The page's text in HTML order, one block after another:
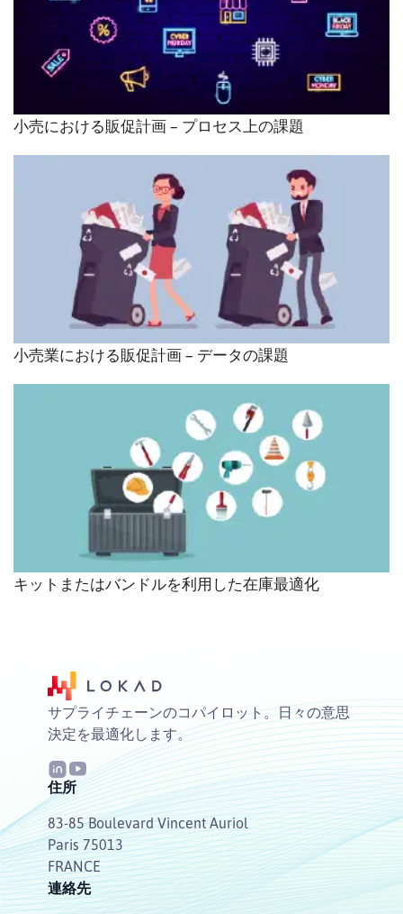
小売における販促計画 – プロセス上の課題
小売業における販促計画 – データの課題
キットまたはバンドルを利用した在庫最適化
サプライチェーンのコパイロット。日々の意思
決定を最適化します。
住所
83-85 Boulevard Vincent Auriol
Paris 75013
FRANCE
連絡先